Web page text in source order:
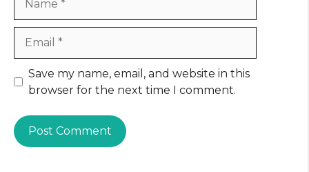
Website
Save my name, email, and website in this
browser for the next time I comment.